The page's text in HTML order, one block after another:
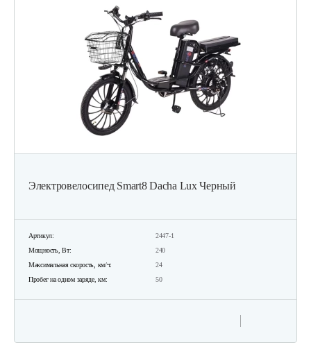
Электровелосипед Smart8 Dacha Lux Черный
Артикул:
2447-1
Мощность, Вт:
240
Максимальная скорость, км/ч:
24
Пробег на одном заряде, км:
50